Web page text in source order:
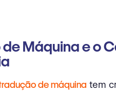
Máquina e o
de máquina tem